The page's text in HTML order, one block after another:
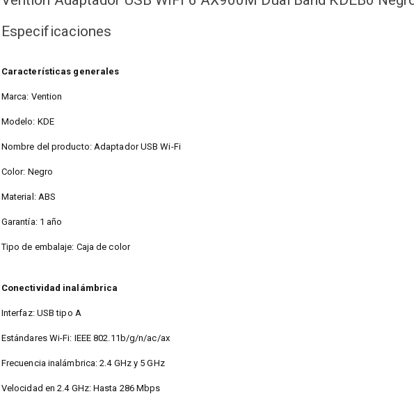
Especificaciones
Características generales
Marca: Vention
Modelo: KDE
Nombre del producto: Adaptador USB Wi-Fi
Color: Negro
Material: ABS
Garantía: 1 año
Tipo de embalaje: Caja de color
Conectividad inalámbrica
Interfaz: USB tipo A
Estándares Wi-Fi: IEEE 802.11b/g/n/ac/ax
Frecuencia inalámbrica: 2.4 GHz y 5 GHz
Velocidad en 2.4 GHz: Hasta 286 Mbps